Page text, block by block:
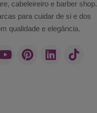
cabeleireiro e barber shop.
para cuidar de si e dos
qualidade e elegância.